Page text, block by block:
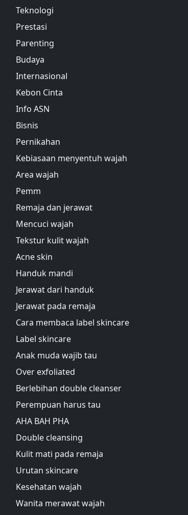
Teknologi
Prestasi
Parenting
Budaya
Internasional
Kebon Cinta
Info ASN
Bisnis
Pernikahan
Kebiasaan menyentuh wajah
Area wajah
Pemm
Remaja dan jerawat
Mencuci wajah
Tekstur kulit wajah
Acne skin
Handuk mandi
Jerawat dari handuk
Jerawat pada remaja
Cara membaca label skincare
Label skincare
Anak muda wajib tau
Over exfoliated
Berlebihan double cleanser
Perempuan harus tau
AHA BAH PHA
Double cleansing
Kulit mati pada remaja
Urutan skincare
Kesehatan wajah
Wanita merawat wajah